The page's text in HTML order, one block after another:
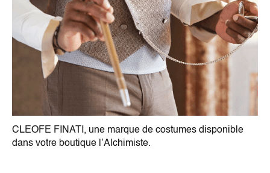
CLEOFE FINATI, une marque de costumes disponible
dans votre boutique l’Alchimiste.